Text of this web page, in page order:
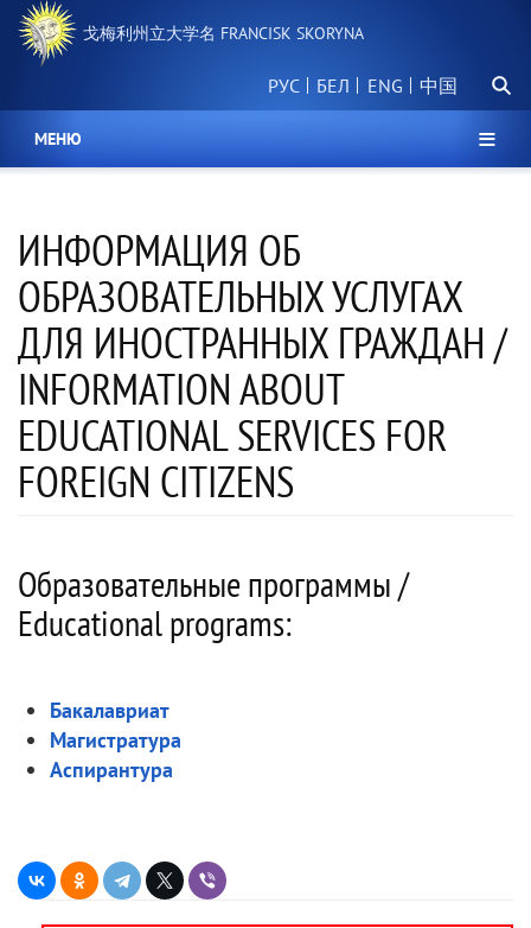
要
戈梅利州立大学名 FRANCISK SKORYNA
РУС БЕЛ 中国
搜
МЕНЮ
ИНФОРМАЦИЯ ОБ
ОБРАЗОВАТЕЛЬНЫХ УСЛУГАХ
ДЛЯ ИНОСТРАННЫХ ГРАЖДАН /
INFORMATION ABOUT
EDUCATIONAL SERVICES FOR
FOREIGN CITIZENS
Образовательные программы /
Educational programs:
Бакалавриат
Магистратура
Аспирантура